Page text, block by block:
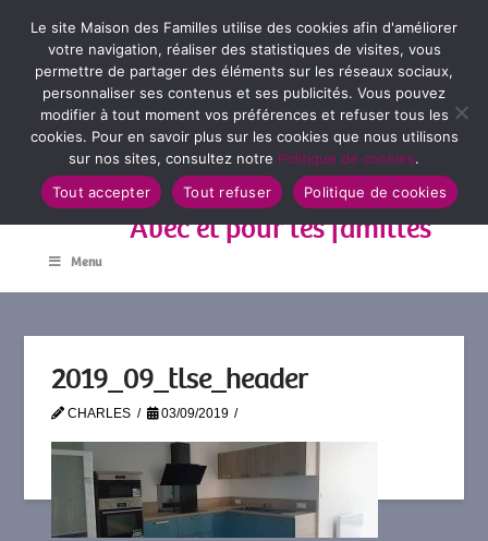
Avec et pour les familles
Menu
2019_09_tlse_header
CHARLES 03/09/2019
Le site Maison des Familles utilise des cookies afin d'améliorer
votre navigation, réaliser des statistiques de visites, vous
permettre de partager des éléments sur les réseaux sociaux,
personnaliser ses contenus et ses publicités. Vous pouvez
modifier à tout moment vos préférences et refuser tous les
cookies. Pour en savoir plus sur les cookies que nous utilisons
sur nos sites, consultez notre Politique de cookies.
Tout accepter
Tout refuser Politique de cookies